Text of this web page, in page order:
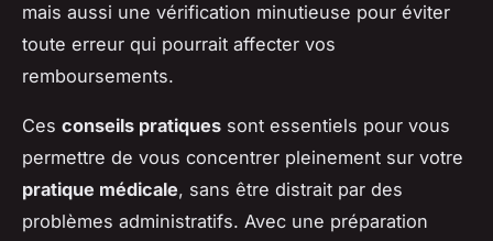
mais aussi une vérification minutieuse pour éviter
toute erreur qui pourrait affecter vos
remboursements.
Ces conseils pratiques sont essentiels pour vous
permettre de vous concentrer pleinement sur votre
pratique médicale, sans être distrait par des
problèmes administratifs. Avec une préparation